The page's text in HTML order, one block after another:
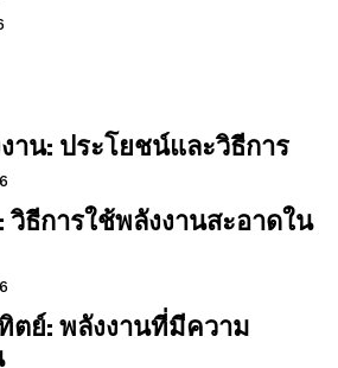
าน: ประโยชน์และวิธีการ
วิธีการใช้พลังงานสะอาดใน
ตย์: พลังงานที่มีความ